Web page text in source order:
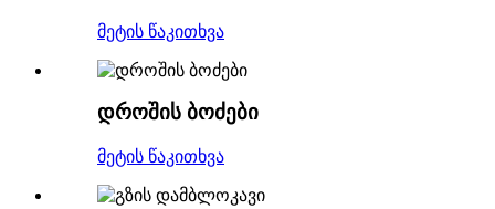
მეტის წაკითხვა
დროშის ბოძები
მეტის წაკითხვა